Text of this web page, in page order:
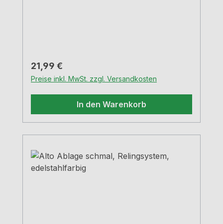
Regulärer Preis:
21,99 €
Preise inkl. MwSt. zzgl. Versandkosten
In den Warenkorb